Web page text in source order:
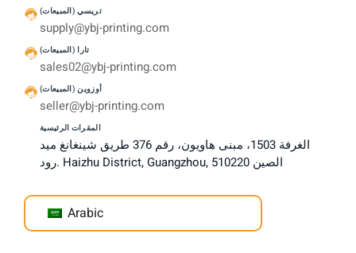
تريسي (المبيعات)
supply@ybj-printing.com
تارا (المبيعات)
sales02@ybj-printing.com
أوزوين (المبيعات)
seller@ybj-printing.com
المقرات الرئيسية
الغرفة 1503، مبنى هاويون، رقم 376 طريق شينغانغ ميد
رود. Haizhu District, Guangzhou, الصين 510220
Arabic